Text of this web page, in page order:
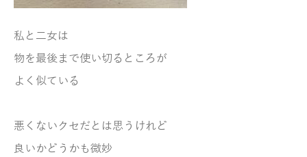
私と二女は
物を最後まで使い切るところが
よく似ている
悪くないクセだとは思うけれど
良いかどうかも微妙